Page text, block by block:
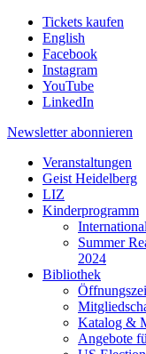
Tickets kaufen
English
Facebook
Instagram
YouTube
LinkedIn
Newsletter abonnieren
Veranstaltungen
Geist Heidelberg
LIZ
Kinderprogramm
Summer
2024
Bibliothek
Katalog &
Angebote